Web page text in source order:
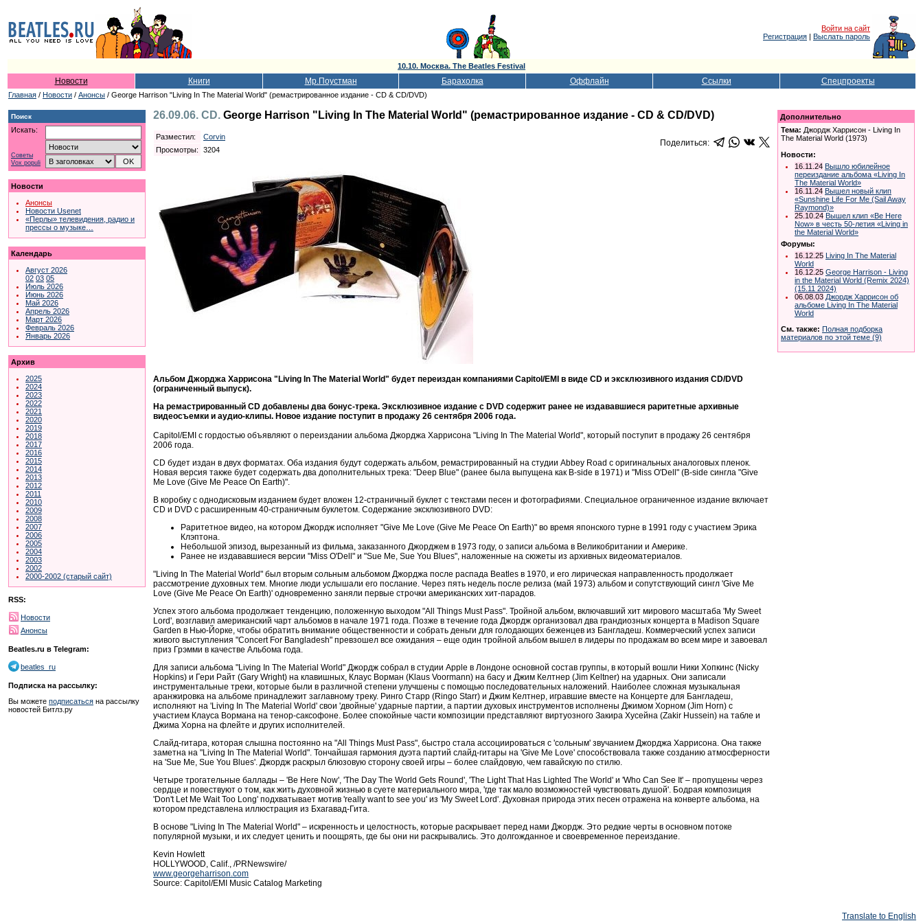
Войти на сайт
Регистрация | Выслать пароль
10.10. Москва. The Beatles Festival
Новости Книги Мр.Поустман Барахолка Оффлайн Ссылки Спецпроекты
Главная / Новости / Анонсы / George Harrison "Living In The Material World" (ремастрированное издание - CD & CD/DVD)
Поиск
Искать:
Советы
Vox populi
Новости
Анонсы
Новости Usenet
«Перлы» телевидения, радио и
прессы о музыке…
Календарь
Август 2026
02 03 05
Июль 2026
Июнь 2026
Май 2026
Апрель 2026
Март 2026
Февраль 2026
Январь 2026
Архив
2025
2024
2023
2022
2021
2020
2019
2018
2017
2016
2015
2014
2013
2012
2011
2010
2009
2008
2007
2006
2005
2004
2003
2002
2000-2002 (старый сайт)
RSS:
Новости
Анонсы
Beatles.ru в Telegram:
beatles_ru
Подписка на рассылку:
Вы можете подписаться на рассылку
новостей Битлз.ру
26.09.06. CD. George Harrison "Living In The Material World" (ремастрированное издание - CD & CD/DVD)
Разместил:
Corvin
Просмотры:
3204
Поделиться:
Альбом Джорджа Харрисона "Living In The Material World" будет переиздан компаниями Capitol/EMI в виде CD и эксклюзивного издания CD/DVD
(ограниченный выпуск).
На ремастрированный CD добавлены два бонус-трека. Эксклюзивное издание с DVD содержит ранее не издававшиеся раритетные архивные
видеосъемки и аудио-клипы. Новое издание поступит в продажу 26 сентября 2006 года.
Capitol/EMI с гордостью объявляют о переиздании альбома Джорджа Харрисона "Living In The Material World", который поступит в продажу 26 сентября
2006 года.
CD будет издан в двух форматах. Оба издания будут содержать альбом, ремастрированный на студии Abbey Road с оригинальных аналоговых пленок.
Новая версия также будет содержать два дополнительных трека: "Deep Blue" (ранее была выпущена как B-side в 1971) и "Miss O'Dell" (B-side сингла "Give
Me Love (Give Me Peace On Earth)".
В коробку с однодисковым изданием будет вложен 12-страничный буклет с текстами песен и фотографиями. Специальное ограниченное издание включает
CD и DVD с расширенным 40-страничным буклетом. Содержание эксклюзивного DVD:
Раритетное видео, на котором Джордж исполняет "Give Me Love (Give Me Peace On Earth)" во время японского турне в 1991 году с участием Эрика
Клэптона.
Небольшой эпизод, вырезанный из фильма, заказанного Джорджем в 1973 году, о записи альбома в Великобритании и Америке.
Ранее не издававшиеся версии "Miss O'Dell" и "Sue Me, Sue You Blues", наложенные на сюжеты из архивных видеоматериалов.
"Living In The Material World" был вторым сольным альбомом Джорджа после распада Beatles в 1970, и его лирическая направленность продолжает
рассмотрение духовных тем. Многие люди услышали его послание. Через пять недель после релиза (май 1973) альбом и сопутствующий сингл 'Give Me
Love (Give Me Peace On Earth)' одновременно заняли первые строчки американских хит-парадов.
Успех этого альбома продолжает тенденцию, положенную выходом "All Things Must Pass". Тройной альбом, включавший хит мирового масштаба 'My Sweet
Lord', возглавил американский чарт альбомов в начале 1971 года. Позже в течение года Джордж организовал два грандиозных концерта в Madison Square
Garden в Нью-Йорке, чтобы обратить внимание общественности и собрать деньги для голодающих беженцев из Бангладеш. Коммерческий успех записи
живого выступления "Concert For Bangladesh" превзошел все ожидания – еще один тройной альбом вышел в лидеры по продажам во всем мире и завоевал
приз Грэмми в качестве Альбома года.
Для записи альбома "Living In The Material World" Джордж собрал в студии Apple в Лондоне основной состав группы, в который вошли Ники Хопкинс (Nicky
Hopkins) и Гери Райт (Gary Wright) на клавишных, Клаус Ворман (Klaus Voormann) на басу и Джим Келтнер (Jim Keltner) на ударных. Они записали
инструментальные треки, которые были в различной степени улучшены с помощью последовательных наложений. Наиболее сложная музыкальная
аранжировка на альбоме принадлежит заглавному треку. Ринго Старр (Ringo Starr) и Джим Келтнер, игравшие вместе на Концерте для Бангладеш,
исполняют на 'Living In The Material World' свои 'двойные' ударные партии, а партии духовых инструментов исполнены Джимом Хорном (Jim Horn) с
участием Клауса Вормана на тенор-саксофоне. Более спокойные части композиции представляют виртуозного Закира Хусейна (Zakir Hussein) на табле и
Джима Хорна на флейте и других исполнителей.
Слайд-гитара, которая слышна постоянно на "All Things Must Pass", быстро стала ассоциироваться с 'сольным' звучанием Джорджа Харрисона. Она также
заметна на "Living In The Material World". Тончайшая гармония дуэта партий слайд-гитары на 'Give Me Love' способствовала также созданию атмосферности
на 'Sue Me, Sue You Blues'. Джордж раскрыл блюзовую сторону своей игры – более слайдовую, чем гавайскую по стилю.
Четыре трогательные баллады – 'Be Here Now', 'The Day The World Gets Round', 'The Light That Has Lighted The World' и 'Who Can See It' – пропущены через
сердце и повествуют о том, как жить духовной жизнью в суете материального мира, 'где так мало возможностей чувствовать душой'. Бодрая композиция
'Don't Let Me Wait Too Long' подхватывает мотив 'really want to see you' из 'My Sweet Lord'. Духовная природа этих песен отражена на конверте альбома, на
котором представлена иллюстрация из Бхагавад-Гита.
В основе "Living In The Material World" – искренность и целостность, которые раскрывает перед нами Джордж. Это редкие черты в основном потоке
популярной музыки, и их следует ценить и поощрять, где бы они ни раскрывались. Это долгожданное и своевременное переиздание.
Kevin Howlett
HOLLYWOOD, Calif., /PRNewswire/
www.georgeharrison.com
Source: Capitol/EMI Music Catalog Marketing
Дополнительно
Тема: Джордж Харрисон - Living In
The Material World (1973)
Новости:
16.11.24 Вышло юбилейное
переиздание альбома «Living In
The Material World»
16.11.24 Вышел новый клип
«Sunshine Life For Me (Sail Away
Raymond)»
25.10.24 Вышел клип «Be Here
Now» в честь 50-летия «Living in
the Material World»
Форумы:
16.12.25 Living In The Material
World
16.12.25 George Harrison - Living
in the Material World (Remix 2024)
(15.11 2024)
06.08.03 Джордж Харрисон об
альбоме Living In The Material
World
См. также: Полная подборка
материалов по этой теме (9)
Translate to English